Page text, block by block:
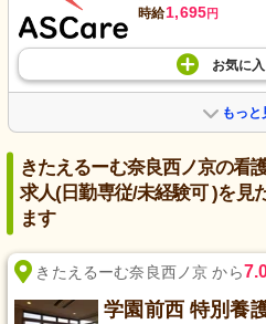
時給1,695円
お気に入
もっと
きたえるーむ奈良西ノ京の看
求人(日勤専従/未経験可 )を見
ます
きたえるーむ奈良西ノ京 から